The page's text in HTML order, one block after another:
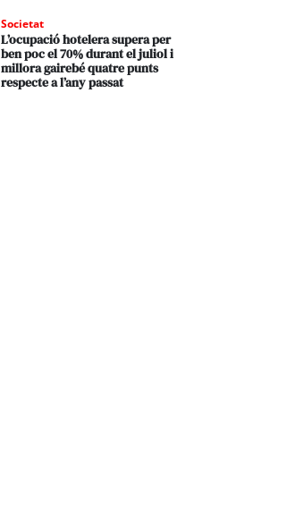
Societat
L’ocupació hotelera supera per
ben poc el 70% durant el juliol i
millora gairebé quatre punts
respecte a l’any passat